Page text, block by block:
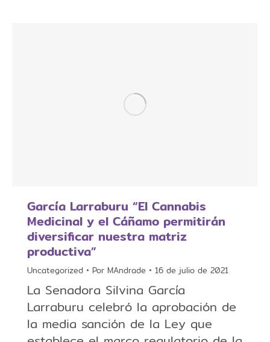
García Larraburu “El Cannabis
Medicinal y el Cáñamo permitirán
diversificar nuestra matriz
productiva”
Uncategorized Por MAndrade 16 de julio de 2021
La Senadora Silvina García
Larraburu celebró la aprobación de
la media sanción de la Ley que